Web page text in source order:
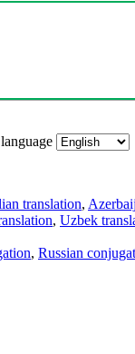
translation,
, Uzbek
, Russian